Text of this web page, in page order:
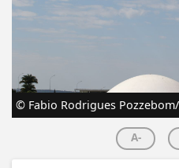
© Fabio Rodrigues
A-